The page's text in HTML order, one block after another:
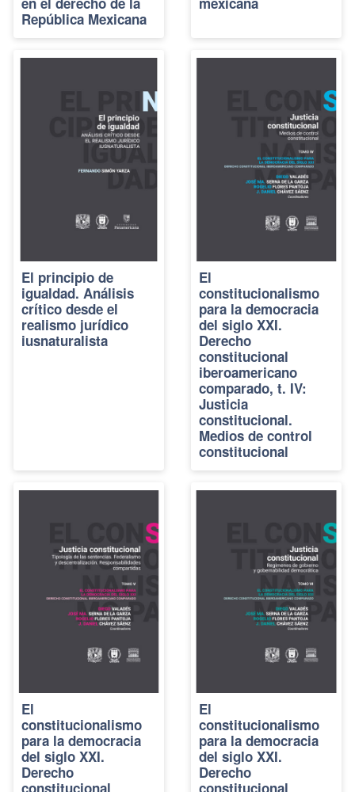
República Mexicana
El principio de
igualdad. Análisis
crítico desde el
realismo jurídico
iusnaturalista
El
constitucionalismo
para la democracia
del siglo XXI.
Derecho
constitucional
iberoamericano
comparado, t. IV:
Justicia
constitucional.
Medios de control
constitucional
El
constitucionalismo
para la democracia
del siglo XXI.
Derecho
constitucional
El
constitucionalismo
para la democracia
del siglo XXI.
Derecho
constitucional